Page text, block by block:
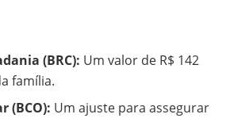
(BRC): Um valor de R$ 142
família.
(BCO): Um ajuste para assegurar